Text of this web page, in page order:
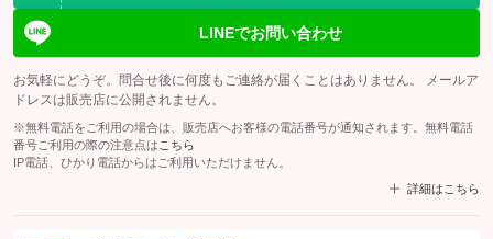
LINEでお問い合わせ
お気軽にどうぞ。問合せ後に何度もご連絡が届くことはありません。 メールア
ドレスは販売店に公開されません。
※無料電話をご利用の場合は、販売店へお客様の電話番号が通知されます。無料電話
番号ご利用の際の注意点は こちら
IP電話、ひかり電話からはご利用いただけません。
詳細はこちら